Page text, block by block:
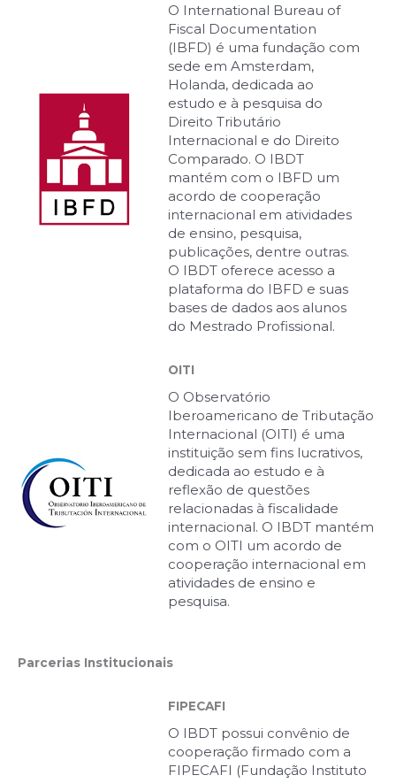
O International Bureau of
Fiscal Documentation
(IBFD) é uma fundação com
sede em Amsterdam,
Holanda, dedicada ao
estudo e à pesquisa do
Direito Tributário
Internacional e do Direito
Comparado. O IBDT
mantém com o IBFD um
acordo de cooperação
internacional em atividades
de ensino, pesquisa,
publicações, dentre outras.
O IBDT oferece acesso a
plataforma do IBFD e suas
bases de dados aos alunos
do Mestrado Profissional.
OITI
O Observatório
Iberoamericano de Tributação
Internacional (OITI) é uma
instituição sem fins lucrativos,
dedicada ao estudo e à
reflexão de questões
relacionadas à fiscalidade
internacional. O IBDT mantém
com o OITI um acordo de
cooperação internacional em
atividades de ensino e
pesquisa.
Parcerias Institucionais
FIPECAFI
O IBDT possui convênio de
cooperação firmado com a
FIPECAFI (Fundação Instituto